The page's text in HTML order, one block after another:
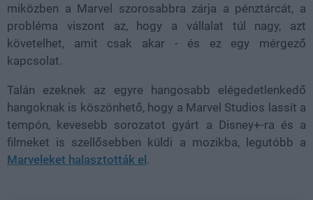
miközben a Marvel szorosabbra zárja a pénztárcát, a
probléma viszont az, hogy a vállalat túl nagy, azt
követelhet, amit csak akar - és ez egy mérgező
kapcsolat.
Talán ezeknek az egyre hangosabb elégedetlenkedő
hangoknak is köszönhető, hogy a Marvel Studios lassít a
tempón, kevesebb sorozatot gyárt a Disney+-ra és a
filmeket is szellősebben küldi a mozikba, legutóbb a
Marveleket halasztották el.